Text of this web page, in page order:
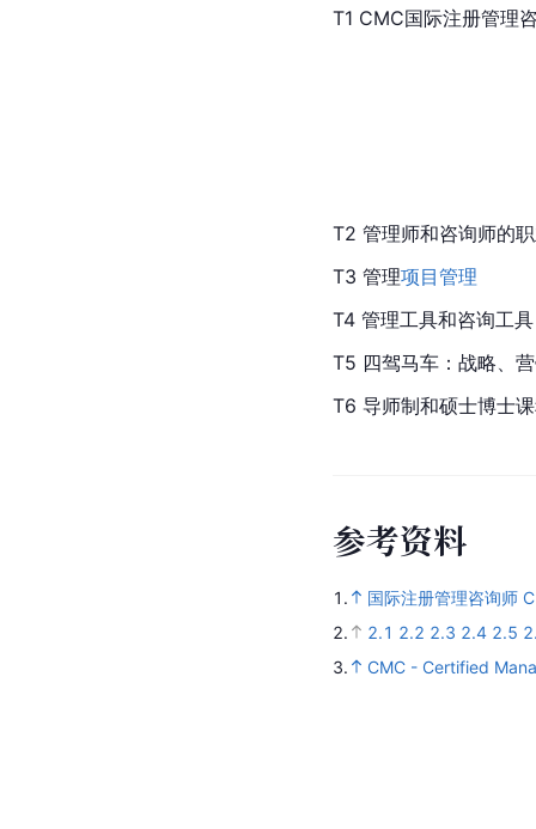
T1 CMC国际注册管理
T2 管理师和咨询师的
T3 管理项目管理
T4 管理工具和咨询工具
T5 四驾马车：战略、
T6 导师制和硕士博士
参考资料
1.
国际注册管理咨询师
2.
2.1 2.2 2.3 2.4 2.5
3.
CMC - Certified